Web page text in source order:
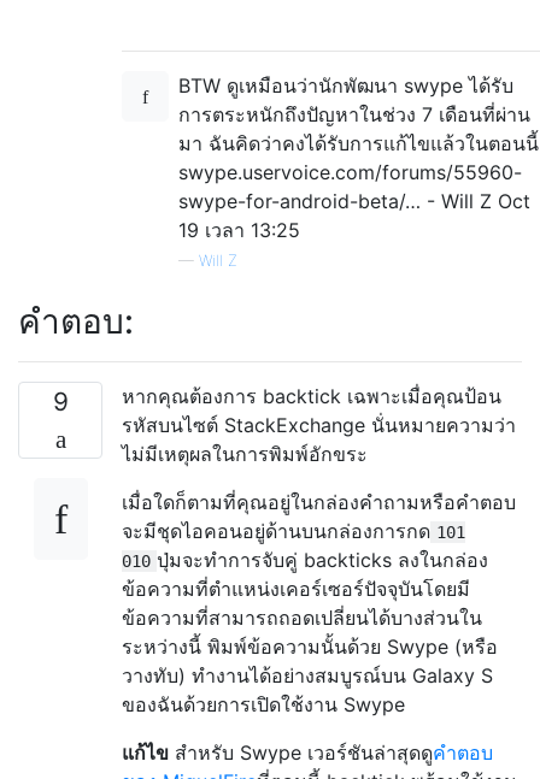
BTW ดูเหมือนว่านักพัฒนา swype ได้รับ
การตระหนักถึงปัญหาในช่วง 7 เดือนที่ผ่าน
มา ฉันคิดว่าคงได้รับการแก้ไขแล้วในตอนนี้
swype.uservoice.com/forums/55960-
swype-for-android-beta/… - Will Z Oct
19 เวลา 13:25
— Will Z
คำตอบ:
9
หากคุณต้องการ backtick เฉพาะเมื่อคุณป้อน
รหัสบนไซต์ StackExchange นั่นหมายความว่า
ไม่มีเหตุผลในการพิมพ์อักขระ
เมื่อใดก็ตามที่คุณอยู่ในกล่องคำถามหรือคำตอบ
จะมีชุดไอคอนอยู่ด้านบนกล่องการกด 101
010 ปุ่มจะทำการจับคู่ backticks ลงในกล่อง
ข้อความที่ตำแหน่งเคอร์เซอร์ปัจจุบันโดยมี
ข้อความที่สามารถถอดเปลี่ยนได้บางส่วนใน
ระหว่างนี้ พิมพ์ข้อความนั้นด้วย Swype (หรือ
วางทับ) ทำงานได้อย่างสมบูรณ์บน Galaxy S
ของฉันด้วยการเปิดใช้งาน Swype
แก้ไข สำหรับ Swype เวอร์ชันล่าสุดดูคำตอบ